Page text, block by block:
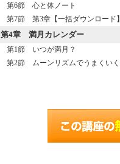
第6節 心と体ノート
第7節 第3章【一括ダウンロード】
第4章 満月カレンダー
第1節 いつが満月？
第2節 ムーンリズムでうまくいく